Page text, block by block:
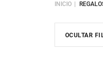
INICIO
OCULTAR